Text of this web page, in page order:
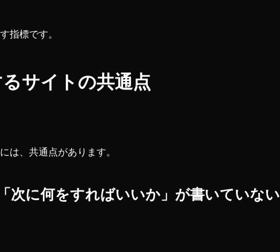
指標です。
サイトの共通点
は、共通点があります。
次に何をすればいいか」が書いていない